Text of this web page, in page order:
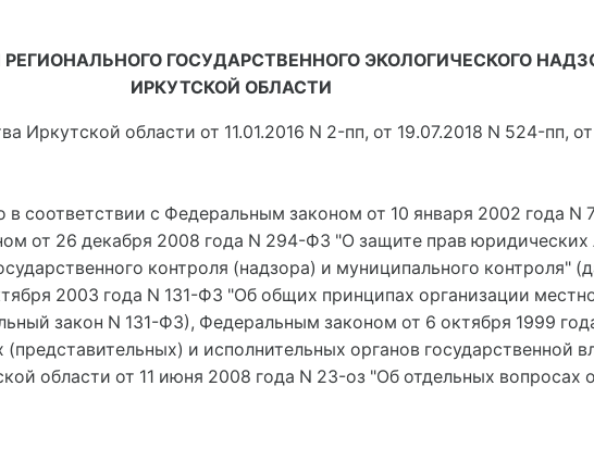
ГОСУДАРСТВЕННОГО ЭКОЛОГИЧЕСКОГО
ИРКУТСКОЙ ОБЛАСТИ
Иркутской области от 11.01.2016 N 2-пп, от 19.07.2018 N 524-пп,
соответствии с Федеральным законом от 10 января 2002 года N
от 26 декабря 2008 года N 294-ФЗ "О защите прав юридических
контроля (надзора) и муниципального контроля"
2003 года N 131-ФЗ "Об общих принципах организации
закон N 131-ФЗ), Федеральным законом от 6 октября 1999
и исполнительных органов государственной
области от 11 июня 2008 года N 23-оз "Об отдельных